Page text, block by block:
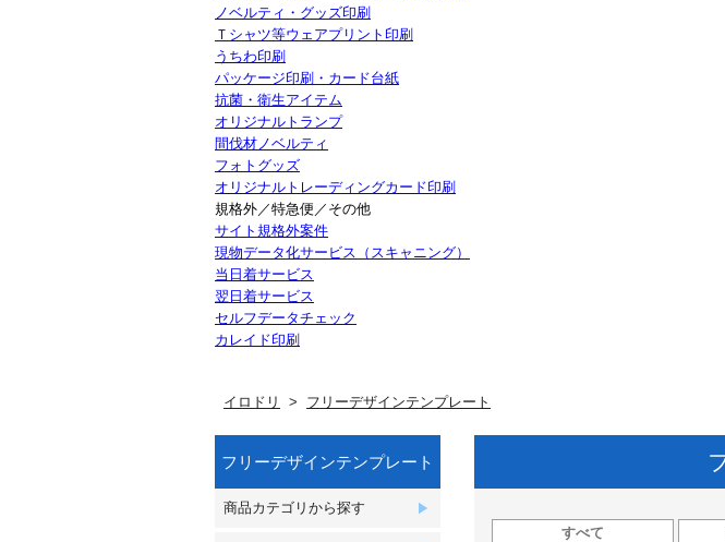
ノベルティ・グッズ印刷
Ｔシャツ等ウェアプリント印刷
うちわ印刷
パッケージ印刷・カード台紙
抗菌・衛生アイテム
オリジナルトランプ
間伐材ノベルティ
フォトグッズ
オリジナルトレーディングカード印刷
規格外／特急便／その他
サイト規格外案件
現物データ化サービス（スキャニング）
当日着サービス
翌日着サービス
セルフデータチェック
カレイド印刷
イロドリ フリーデザインテンプレート
フリーデザインテンプレート
商品カテゴリから探す
すべて